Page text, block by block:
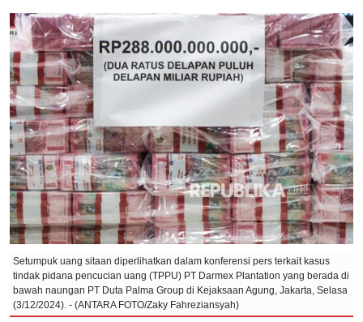
Setumpuk uang sitaan diperlihatkan dalam konferensi pers terkait kasus
tindak pidana pencucian uang (TPPU) PT Darmex Plantation yang berada di
bawah naungan PT Duta Palma Group di Kejaksaan Agung, Jakarta, Selasa
(3/12/2024). - (ANTARA FOTO/Zaky Fahreziansyah)